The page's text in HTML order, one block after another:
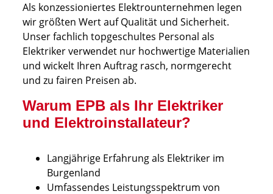
Als konzessioniertes Elektrounternehmen legen
wir größten Wert auf Qualität und Sicherheit.
Unser fachlich topgeschultes Personal als
Elektriker verwendet nur hochwertige Materialien
und wickelt Ihren Auftrag rasch, normgerecht
und zu fairen Preisen ab.
Warum EPB als Ihr Elektriker
und Elektroinstallateur?
Langjährige Erfahrung als Elektriker im
Burgenland
Umfassendes Leistungsspektrum von